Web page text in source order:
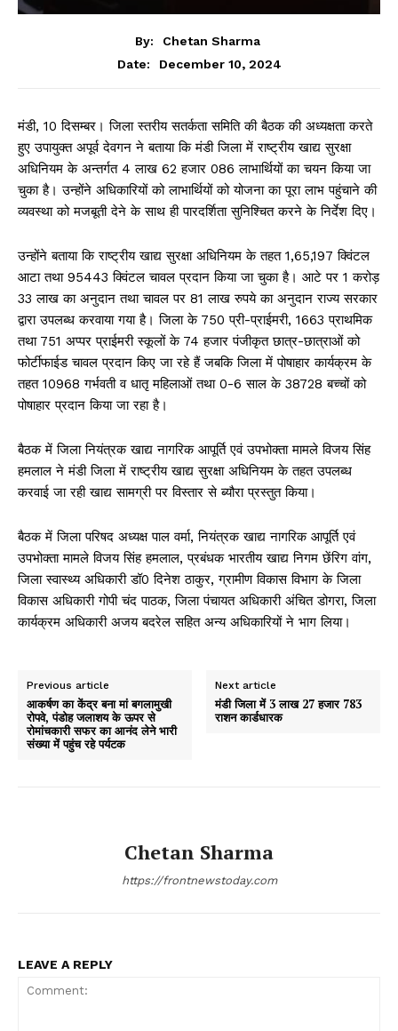
By:
Chetan Sharma
Date:
December 10, 2024
मंडी, 10 दिसम्बर। जिला स्तरीय सतर्कता समिति की बैठक की अध्यक्षता करते
हुए उपायुक्त अपूर्व देवगन ने बताया कि मंडी जिला में राष्ट्रीय खाद्य सुरक्षा
अधिनियम के अन्तर्गत 4 लाख 62 हजार 086 लाभार्थियों का चयन किया जा
चुका है। उन्होंने अधिकारियों को लाभार्थियों को योजना का पूरा लाभ पहुंचाने की
व्यवस्था को मजबूती देने के साथ ही पारदर्शिता सुनिश्चित करने के निर्देश दिए।
उन्होंने बताया कि राष्ट्रीय खाद्य सुरक्षा अधिनियम के तहत 1,65,197 क्विंटल
आटा तथा 95443 क्विंटल चावल प्रदान किया जा चुका है। आटे पर 1 करोड़
33 लाख का अनुदान तथा चावल पर 81 लाख रुपये का अनुदान राज्य सरकार
द्वारा उपलब्ध करवाया गया है। जिला के 750 प्री-प्राईमरी, 1663 प्राथमिक
तथा 751 अप्पर प्राईमरी स्कूलों के 74 हजार पंजीकृत छात्र-छात्राओं को
फोर्टीफाईड चावल प्रदान किए जा रहे हैं जबकि जिला में पोषाहार कार्यक्रम के
तहत 10968 गर्भवती व धातृ महिलाओं तथा 0-6 साल के 38728 बच्चों को
पोषाहार प्रदान किया जा रहा है।
बैठक में जिला नियंत्रक खाद्य नागरिक आपूर्ति एवं उपभोक्ता मामले विजय सिंह
हमलाल ने मंडी जिला में राष्ट्रीय खाद्य सुरक्षा अधिनियम के तहत उपलब्ध
करवाई जा रही खाद्य सामग्री पर विस्तार से ब्यौरा प्रस्तुत किया।
बैठक में जिला परिषद अध्यक्ष पाल वर्मा, नियंत्रक खाद्य नागरिक आपूर्ति एवं
उपभोक्ता मामले विजय सिंह हमलाल, प्रबंधक भारतीय खाद्य निगम छेंरिग वांग,
जिला स्वास्थ्य अधिकारी डॉ0 दिनेश ठाकुर, ग्रामीण विकास विभाग के जिला
विकास अधिकारी गोपी चंद पाठक, जिला पंचायत अधिकारी अंचित डोगरा, जिला
कार्यक्रम अधिकारी अजय बदरेल सहित अन्य अधिकारियों ने भाग लिया।
Previous article
आकर्षण का केंद्र बना मां बगलामुखी
रोपवे, पंडोह जलाशय के ऊपर से
रोमांचकारी सफर का आनंद लेने भारी
संख्या में पहुंच रहे पर्यटक
Next article
मंडी जिला में 3 लाख 27 हजार 783
राशन कार्डधारक
Chetan Sharma
https://frontnewstoday.com
LEAVE A REPLY